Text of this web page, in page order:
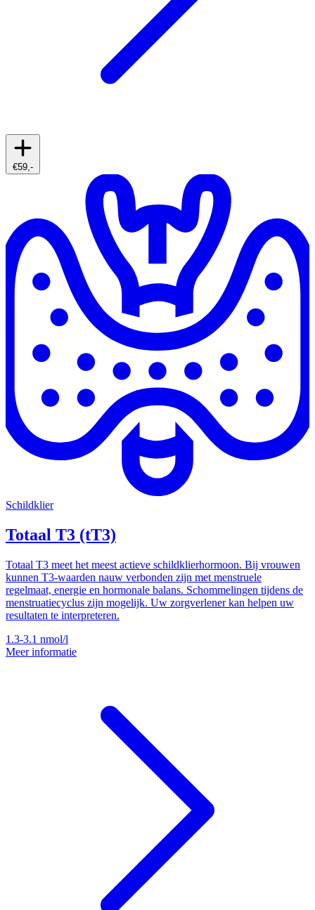
€59,-
Schildklier
Totaal T3 (tT3)
Totaal T3 meet het meest actieve schildklierhormoon. Bij vrouwen
kunnen T3-waarden nauw verbonden zijn met menstruele
regelmaat, energie en hormonale balans. Schommelingen tijdens de
menstruatiecyclus zijn mogelijk. Uw zorgverlener kan helpen uw
resultaten te interpreteren.
1.3-3.1 nmol/l
Meer informatie